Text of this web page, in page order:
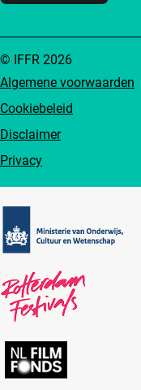
Algemene voorwaarden
Cookiebeleid
Disclaimer
Privacy
© IFFR 2026